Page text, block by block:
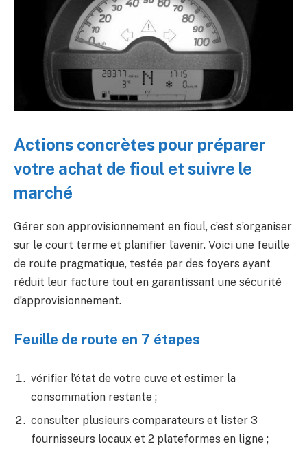
Actions concrètes pour préparer
votre achat de fioul et suivre le
marché
Gérer son approvisionnement en fioul, c’est s’organiser
sur le court terme et planifier l’avenir. Voici une feuille
de route pragmatique, testée par des foyers ayant
réduit leur facture tout en garantissant une sécurité
d’approvisionnement.
Feuille de route en 7 étapes
vérifier l’état de votre cuve et estimer la
consommation restante ;
consulter plusieurs comparateurs et lister 3
fournisseurs locaux et 2 plateformes en ligne ;